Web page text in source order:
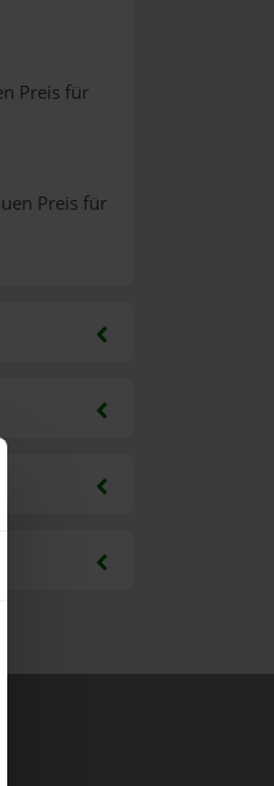
Preis für
Preis für